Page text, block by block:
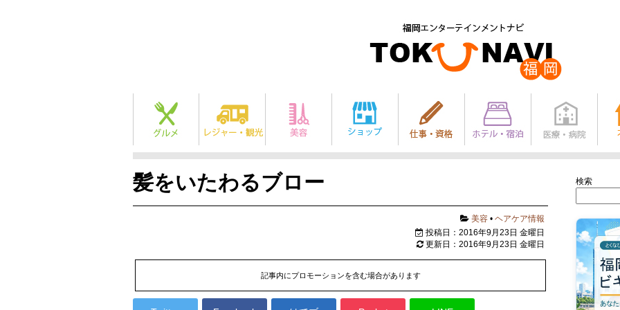
髪をいたわるブロー
美容 • ヘアケア情報
投稿日：2016年9月23日 金曜日
更新日：2016年9月23日 金曜日
記事内にプロモーションを含む場合があります
検索